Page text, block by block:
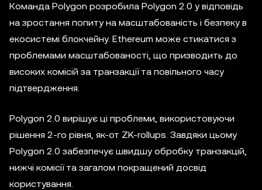
Команда Polygon розробила Polygon 2.0 у відповідь
на зростання попиту на масштабованість і безпеку в
екосистемі блокчейну. Ethereum може стикатися з
проблемами масштабованості, що призводить до
високих комісій за транзакції та повільного часу
підтвердження.
Polygon 2.0 вирішує ці проблеми, використовуючи
рішення 2-го рівня, як-от ZK-rollups. Завдяки цьому
Polygon 2.0 забезпечує швидшу обробку транзакцій,
нижчі комісії та загалом покращений досвід
користування.